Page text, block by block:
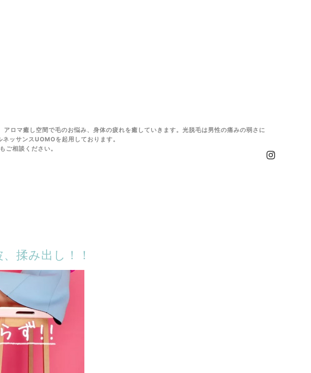
ロマ癒し空間で毛のお悩み、身体の疲れを癒していきます。光脱毛は男性の痛みの弱さに
ッサンスUOMOを起用しております。
ご相談ください。
揉み出し！！